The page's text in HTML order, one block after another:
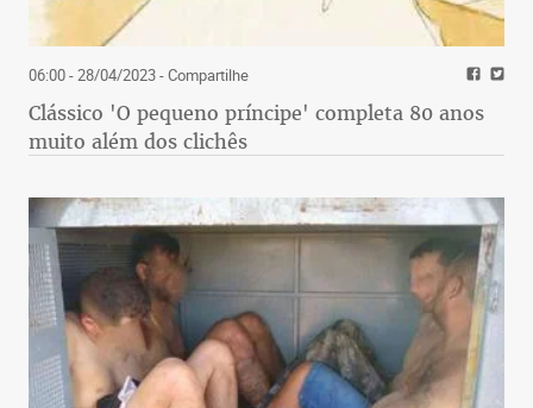
06:00 - 28/04/2023- Compartilhe
Clássico 'O pequeno príncipe' completa 80 anos
muito além dos clichês